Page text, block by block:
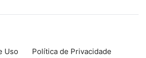
Uso Política de Privacidade